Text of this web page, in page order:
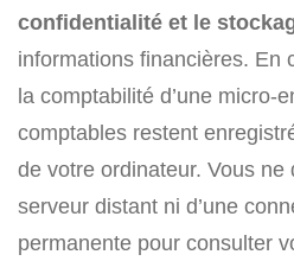
confidentialité et le
informations financières. En
la comptabilité d’une micro-
comptables restent
de votre ordinateur. Vous ne
serveur distant ni d’une
permanente pour consulter